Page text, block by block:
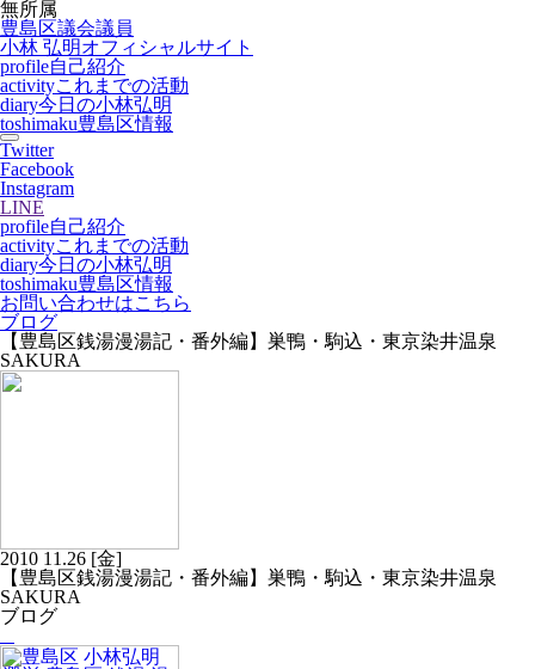
無所属
豊島区議会議員
小林 弘明オフィシャルサイト
profile自己紹介
activityこれまでの活動
diary今日の小林弘明
toshimaku豊島区情報
Twitter
Facebook
Instagram
LINE
profile自己紹介
activityこれまでの活動
diary今日の小林弘明
toshimaku豊島区情報
お問い合わせはこちら
ブログ
【豊島区銭湯漫湯記・番外編】巣鴨・駒込・東京染井温泉
SAKURA
2010 11.26 [金]
【豊島区銭湯漫湯記・番外編】巣鴨・駒込・東京染井温泉
SAKURA
ブログ